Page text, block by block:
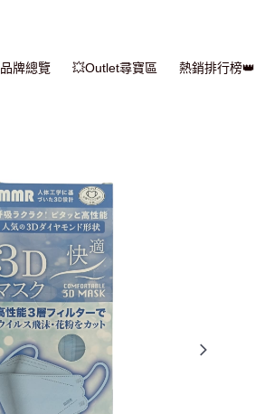
品牌總覽 💥Outlet尋寶區 熱銷排行榜👑